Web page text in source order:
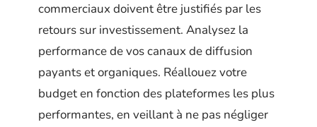
commerciaux doivent être justifiés par les
retours sur investissement. Analysez la
performance de vos canaux de diffusion
payants et organiques. Réallouez votre
budget en fonction des plateformes les plus
performantes, en veillant à ne pas négliger